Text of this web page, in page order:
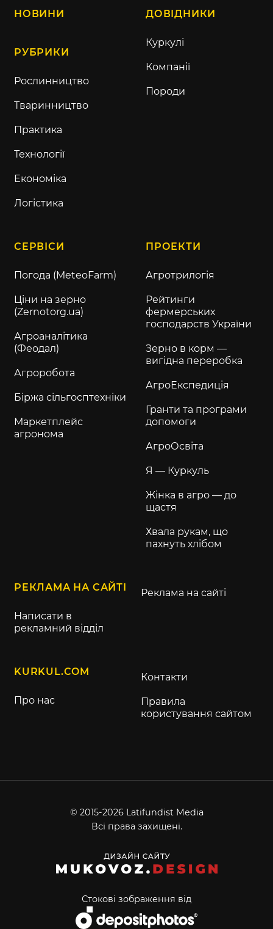
НОВИНИ
РУБРИКИ
Рослинництво
Тваринництво
Практика
Технології
Економіка
Логістика
ДОВІДНИКИ
Куркулі
Компанії
Породи
СЕРВІСИ
Погода (MeteoFarm)
Ціни на зерно
(Zernotorg.ua)
Агроаналітика
(Феодал)
Агроробота
Біржа сільгосптехніки
Маркетплейс
агронома
ПРОЕКТИ
Агротрилогія
Рейтинги
фермерських
господарств України
Зерно в корм —
вигідна переробка
АгроЕкспедиція
Гранти та програми
допомоги
АгроОсвіта
Я — Куркуль
Жінка в агро — до
щастя
Хвала рукам, що
пахнуть хлібом
РЕКЛАМА НА САЙТІ
Написати в
рекламний відділ
Реклама на сайті
KURKUL.COM
Про нас
Контакти
Правила
користування сайтом
© 2015-2026 Latifundist Media
Всі права захищені.
Стокові зображення від